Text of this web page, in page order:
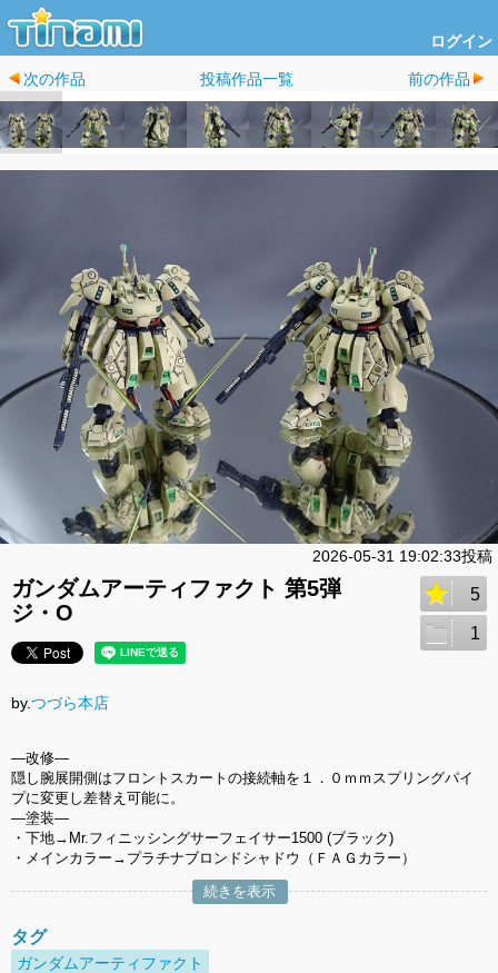
ログイン
次の作品 投稿作品一覧 前の作品
2026-05-31 19:02:33投稿
ガンダムアーティファクト 第5弾
ジ・O
5
1
by.つづら本店
―改修―
隠し腕展開側はフロントスカートの接続軸を１．０ｍｍスプリングパイ
プに変更し差替え可能に。
―塗装―
・下地→Mr.フィニッシングサーフェイサー1500 (ブラック)
・メインカラー→プラチナブロンドシャドウ（ＦＡＧカラー）
続きを表示
タグ
ガンダムアーティファクト